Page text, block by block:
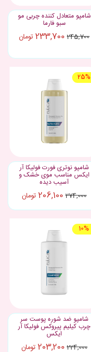
شامپو متعادل کننده چربی مو
سبو فارما
245,700
233,700 تومان
25%
شامپو نوتری فورت فولیکا آر
ایکس مناسب موی خشک و
آسیب دیده
274,000
206,100 تومان
10%
شامپو ضد شوره پوست سر
چرب کیلیم پیروکس فولیکا آر
ایکس
224,000
203,200 تومان